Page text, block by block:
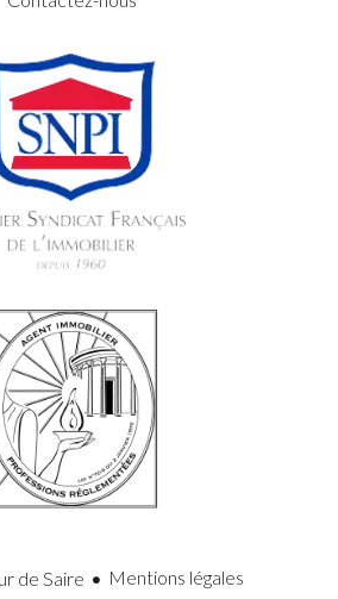
de Saire
Mentions légales